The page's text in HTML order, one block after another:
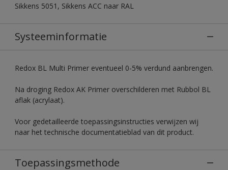
Sikkens 5051, Sikkens ACC naar RAL
Systeeminformatie
Redox BL Multi Primer eventueel 0-5% verdund aanbrengen.
Na droging Redox AK Primer overschilderen met Rubbol BL
aflak (acrylaat).
Voor gedetailleerde toepassingsinstructies verwijzen wij
naar het technische documentatieblad van dit product.
Toepassingsmethode